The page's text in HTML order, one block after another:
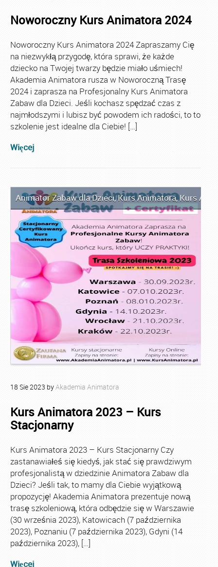
Noworoczny Kurs Animatora 2024
Noworoczny Kurs Animatora 2024 Zapraszamy Cię
na niezwykłą przygodę, która sprawi, że każde
dziecko na Twojej twarzy będzie miało uśmiech!
Akademia Animatora rusza w Noworoczną Trasę
2024 i zaprasza na Profesjonalny Kurs Animatora
Zabaw dla Dzieci. Jeśli kochasz spędzać czas z
najmłodszymi i lubisz być powodem ich radości, to to
szkolenie jest idealne dla Ciebie! […]
Więcej
Animator Zabaw dla Dzieci,Kurs Animatora,Kurs
18 Sie2023 byAkademia Animatora
Kurs Animatora 2023 – Kurs
Stacjonarny
Kurs Animatora 2023 – Kurs Stacjonarny Czy
zastanawiałeś się kiedyś, jak stać się prawdziwym
profesjonalistą w dziedzinie Animatora Zabaw dla
Dzieci? Jeśli tak, to mamy dla Ciebie wyjątkową
propozycję! Akademia Animatora prezentuje nową
trasę szkoleniową, która odbędzie się w Warszawie
(30 września 2023), Katowicach (7 października
2023), Poznaniu (7 października 2023), Gdyni (14
października 2023), […]
Więcej